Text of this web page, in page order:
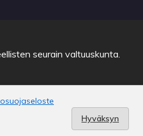
Hyväksyn
seurain valtuuskunta